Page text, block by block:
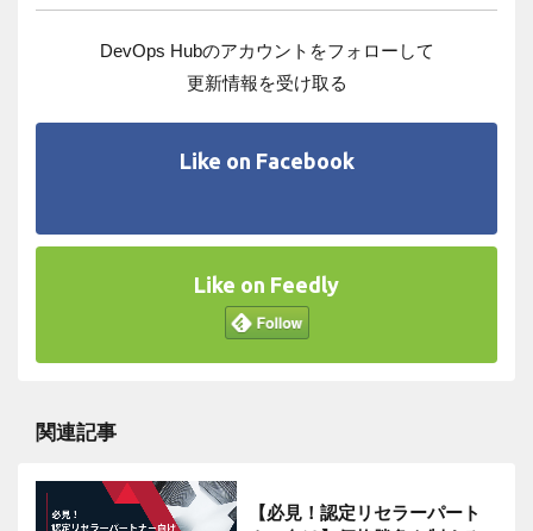
DevOps Hubのアカウントをフォローして
更新情報を受け取る
Like on Facebook
Like on Feedly
関連記事
【必見！認定リセラーパート